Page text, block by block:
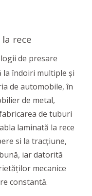
rece
de presare
la îndoiri multiple şi
de automobile, în
de metal,
de tuburi
laminată la rece
si la tracţiune,
iar datorită
mecanice
constantă.